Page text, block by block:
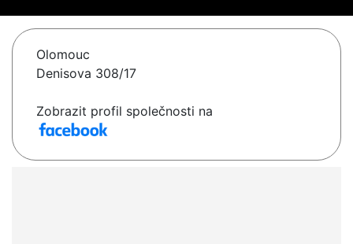
Olomouc
Denisova 308/17
Zobrazit profil společnosti na